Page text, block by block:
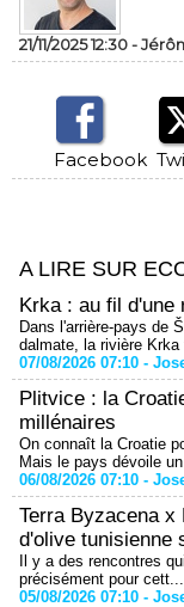
21/11/2025 12:30 -
Facebook
A LIRE SUR
Krka : au fil d'une
Dans l'arrière-pays de
dalmate, la rivière Krka
07/08/2026 07:10 -
Plitvice : la
millénaires
On connaît la Croatie
Mais le pays dévoile
06/08/2026 07:10 -
Terra Byzacena x
d'olive tunisienne
Il y a des rencontres
précisément pour cett...
05/08/2026 07:10 -